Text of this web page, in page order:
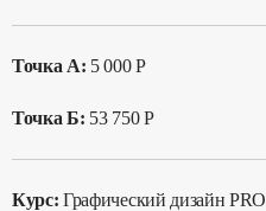
Точка А: 5 000 Р
Точка Б: 53 750 Р
Курс:Графический дизайн PRO